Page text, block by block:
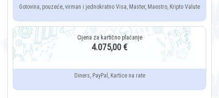
Gotovina, pouzeće, virman i jednokratno Visa, Master, Maestro, Kripto Valute
4.075,00 €
Diners, PayPal, Kartice na rate